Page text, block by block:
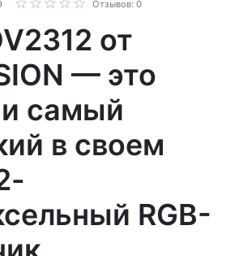
Отзывов: 0
от
— это
самый
в своем
RGB-